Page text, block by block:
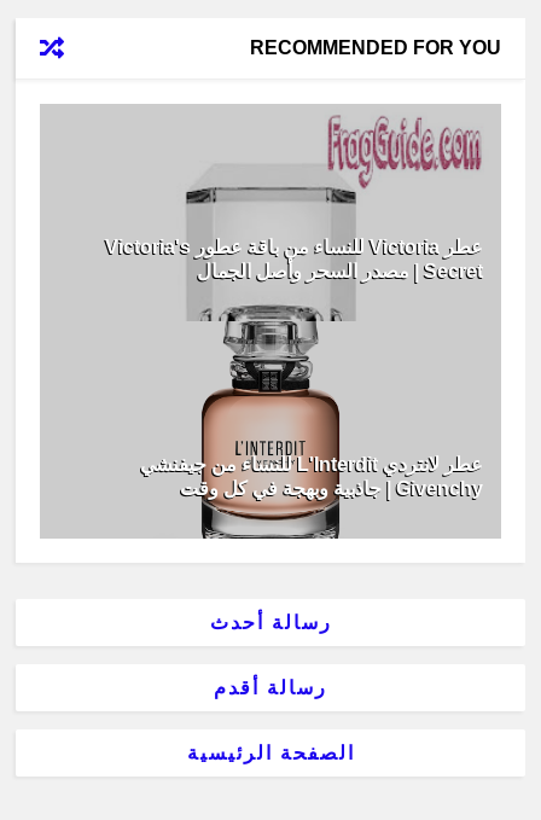
RECOMMENDED FOR YOU
عطر Victoria للنساء من باقة عطور Victoria's
Secret | مصدر السحر وأصل الجمال
عطر لانتردي L'Interdit للنساء من جيفنشي
Givenchy | جاذبية وبهجة في كل وقت
رسالة أحدث
رسالة أقدم
الصفحة الرئيسية